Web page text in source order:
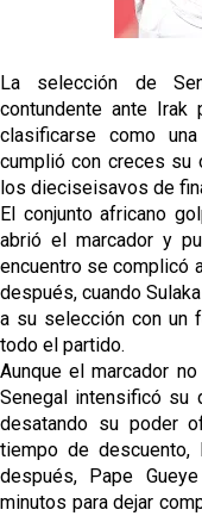
La selección de
contundente ante
clasificarse como
cumplió con creces su
los dieciseisavos de
El conjunto africano
abrió el marcador y
encuentro se complicó
después, cuando
a su selección con un
todo el partido.
Aunque el marcador
Senegal intensificó su
desatando su poder
tiempo de descuento,
después, Pape
minutos para dejar